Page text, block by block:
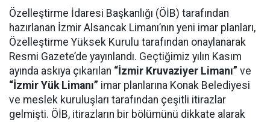
Özelleştirme İdaresi Başkanlığı (ÖİB) tarafından
hazırlanan İzmir Alsancak Limanı’nın yeni imar planları,
Özelleştirme Yüksek Kurulu tarafından onaylanarak
Resmi Gazete’de yayınlandı. Geçtiğimiz yılın Kasım
ayında askıya çıkarılan “İzmir Kruvaziyer Limanı” ve
“İzmir Yük Limanı” imar planlarına Konak Belediyesi
ve meslek kuruluşları tarafından çeşitli itirazlar
gelmişti. ÖİB, itirazların bir bölümünü dikkate alarak